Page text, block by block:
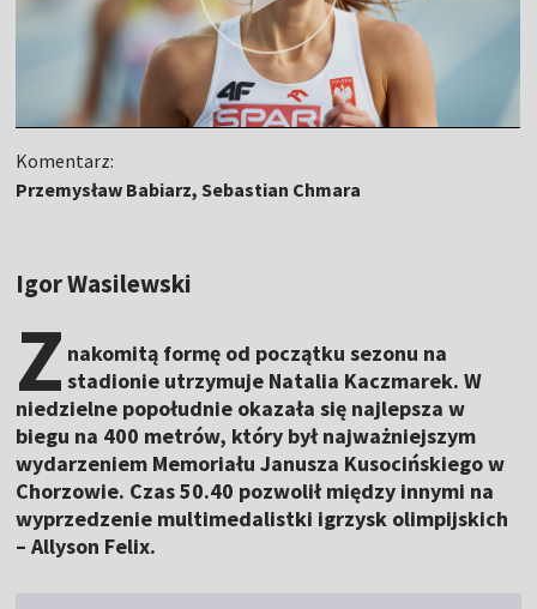
Komentarz:
Przemysław Babiarz, Sebastian Chmara
Igor Wasilewski
Z nakomitą formę od początku sezonu na
stadionie utrzymuje Natalia Kaczmarek. W
niedzielne popołudnie okazała się najlepsza w
biegu na 400 metrów, który był najważniejszym
wydarzeniem Memoriału Janusza Kusocińskiego w
Chorzowie. Czas 50.40 pozwolił między innymi na
wyprzedzenie multimedalistki igrzysk olimpijskich
– Allyson Felix.